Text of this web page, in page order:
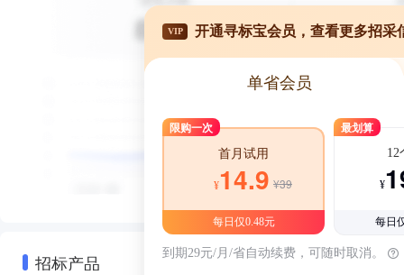
招标产品
VIP 开通寻标宝会员，查看更多招采
单省会员
限购一次
首月试用
¥14.9 ¥39
每日仅0.48元
最划算
12
¥
每日
到期29元/月/省自动续费，可随时取消。